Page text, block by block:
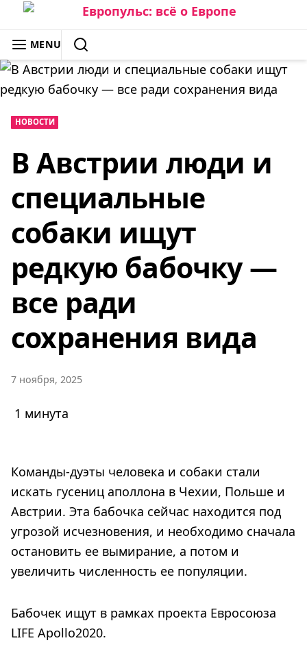
Skip
to
content
ЕВРОПУЛЬС: ВСЁ О ЕВРОПЕ
MENU
SEARCH
НОВОСТИ
В Австрии люди и
специальные
собаки ищут
редкую бабочку —
все ради
сохранения вида
7 ноября, 2025
1 минута
Команды-дуэты человека и собаки стали
искать гусениц аполлона в Чехии, Польше и
Австрии. Эта бабочка сейчас находится под
угрозой исчезновения, и необходимо сначала
остановить ее вымирание, а потом и
увеличить численность ее популяции.
Бабочек ищут в рамках проекта Евросоюза
LIFE Apollo2020.